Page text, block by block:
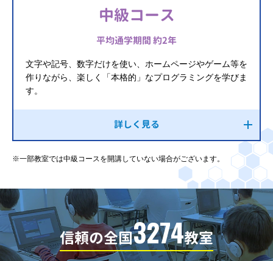
中級コース
平均通学期間 約2年
文字や記号、数字だけを使い、ホームページやゲーム等を
作りながら、楽しく「本格的」なプログラミングを学びま
す。
詳しく見る
※一部教室では中級コースを開講していない場合がございます。
信頼の全国3274教室